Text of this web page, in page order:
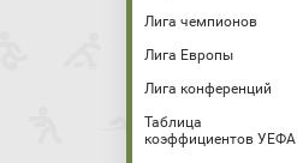
Лига чемпионов
Лига Европы
Лига конференций
Таблица
коэффициентов УЕФА